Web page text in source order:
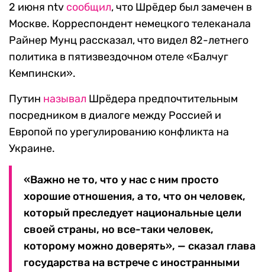
2 июня ntv сообщил, что Шрёдер был замечен в
Москве. Корреспондент немецкого телеканала
Райнер Мунц рассказал, что видел 82-летнего
политика в пятизвездочном отеле «Балчуг
Кемпински».
Путин называл Шрёдера предпочтительным
посредником в диалоге между Россией и
Европой по урегулированию конфликта на
Украине.
«Важно не то, что у нас с ним просто
хорошие отношения, а то, что он человек,
который преследует национальные цели
своей страны, но все-таки человек,
которому можно доверять», — сказал глава
государства на встрече с иностранными